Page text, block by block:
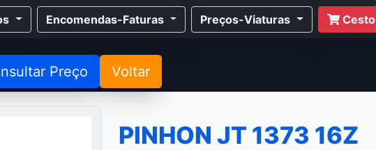
Encomendas-Faturas Preços-Viaturas Cesto
Preço Voltar
PINHON JT 1373 16Z